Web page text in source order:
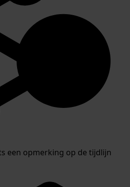
een opmerking op de tijdlijn